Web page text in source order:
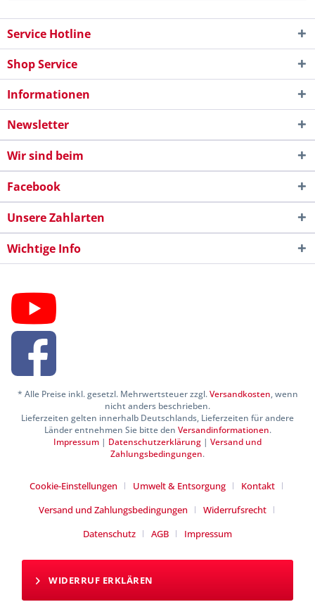
Service Hotline
Shop Service
Informationen
Newsletter
Wir sind beim
Facebook
Unsere Zahlarten
Wichtige Info
* Alle Preise inkl. gesetzl. Mehrwertsteuer zzgl.Versandkosten, wenn
nicht anders beschrieben.
Lieferzeiten gelten innerhalb Deutschlands, Lieferzeiten für andere
Länder entnehmen Sie bitte den Versandinformationen.
Impressum | Datenschutzerklärung | Versand und
Zahlungsbedingungen.
Cookie-Einstellungen Umwelt & Entsorgung
Kontakt
Versand und Zahlungsbedingungen
Widerrufsrecht
Datenschutz
AGB Impressum
WIDERRUF ERKLÄREN